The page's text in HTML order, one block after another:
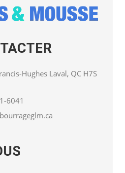
Hughes Laval, QC H7S
6041